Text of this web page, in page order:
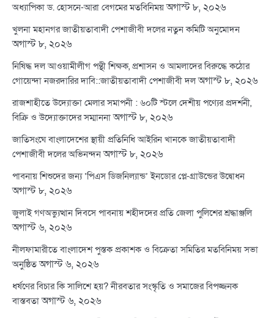
অধ্যাপিকা ড. হোসনে-আরা বেগমের মতবিনিময় অগাস্ট ৮, ২০২৬
খুলনা মহানগর জাতীয়তাবাদী পেশাজীবী দলের নতুন কমিটি অনুমোদন
অগাস্ট ৮, ২০২৬
নিষিদ্ধ দল আওয়ামীলীগ পন্থী শিক্ষক, প্রশাসন ও আমলাদের বিরুদ্ধে কঠোর
গোয়েন্দা নজরদারির দাবি::জাতীয়তাবাদী পেশাজীবী দল অগাস্ট ৮, ২০২৬
রাজশাহীতে উদ্যোক্তা মেলার সমাপনী : ৬০টি স্টলে দেশীয় পণ্যের প্রদর্শনী,
বিক্রি ও উদ্যোক্তাদের সম্মাননা অগাস্ট ৮, ২০২৬
জাতিসংঘে বাংলাদেশের স্থায়ী প্রতিনিধি আইরিন খানকে জাতীয়তাবাদী
পেশাজীবী দলের অভিনন্দন অগাস্ট ৮, ২০২৬
পাবনায় শিশুদের জন্য ‘পিএস ডিজনিল্যান্ড’ ইনডোর প্লে-গ্রাউন্ডের উদ্বোধন
অগাস্ট ৮, ২০২৬
জুলাই গণঅভ্যুত্থান দিবসে পাবনায় শহীদদের প্রতি জেলা পুলিশের শ্রদ্ধাঞ্জলি
অগাস্ট ৬, ২০২৬
নীলফামারীতে বাংলাদেশ পুস্তক প্রকাশক ও বিক্রেতা সমিতির মতবিনিময় সভা
অনুষ্ঠিত অগাস্ট ৬, ২০২৬
ধর্ষণের বিচার কি সালিশে হয়? নীরবতার সংস্কৃতি ও সমাজের বিপজ্জনক
বাস্তবতা অগাস্ট ৬, ২০২৬